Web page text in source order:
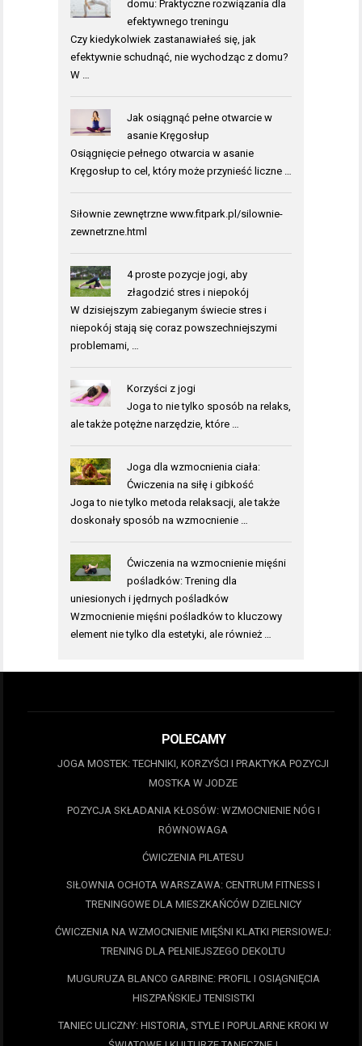
domu: Praktyczne rozwiązania dla
efektywnego treningu
Czy kiedykolwiek zastanawiałeś się, jak
efektywnie schudnąć, nie wychodząc z domu?
W …
Jak osiągnąć pełne otwarcie w
asanie Kręgosłup
Osiągnięcie pełnego otwarcia w asanie
Kręgosłup to cel, który może przynieść liczne …
Siłownie zewnętrzne www.fitpark.pl/silownie-
zewnetrzne.html
4 proste pozycje jogi, aby
złagodzić stres i niepokój
W dzisiejszym zabieganym świecie stres i
niepokój stają się coraz powszechniejszymi
problemami, …
Korzyści z jogi
Joga to nie tylko sposób na relaks,
ale także potężne narzędzie, które …
Joga dla wzmocnienia ciała:
Ćwiczenia na siłę i gibkość
Joga to nie tylko metoda relaksacji, ale także
doskonały sposób na wzmocnienie …
Ćwiczenia na wzmocnienie mięśni
pośladków: Trening dla
uniesionych i jędrnych pośladków
Wzmocnienie mięśni pośladków to kluczowy
element nie tylko dla estetyki, ale również …
POLECAMY
JOGA MOSTEK: TECHNIKI, KORZYŚCI I PRAKTYKA POZYCJI
MOSTKA W JODZE
POZYCJA SKŁADANIA KŁOSÓW: WZMOCNIENIE NÓG I
RÓWNOWAGA
ĆWICZENIA PILATESU
SIŁOWNIA OCHOTA WARSZAWA: CENTRUM FITNESS I
TRENINGOWE DLA MIESZKAŃCÓW DZIELNICY
ĆWICZENIA NA WZMOCNIENIE MIĘŚNI KLATKI PIERSIOWEJ:
TRENING DLA PEŁNIEJSZEGO DEKOLTU
MUGURUZA BLANCO GARBINE: PROFIL I OSIĄGNIĘCIA
HISZPAŃSKIEJ TENISISTKI
TANIEC ULICZNY: HISTORIA, STYLE I POPULARNE KROKI W